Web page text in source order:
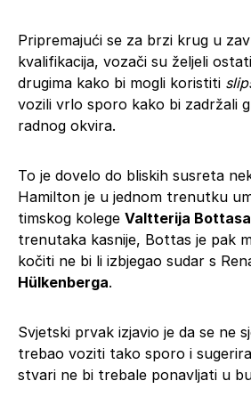
Pripremajući se za brzi krug u
kvalifikacija, vozači su željeli
drugima kako bi mogli koristiti
vozili vrlo sporo kako bi zadržali
radnog okvira.
To je dovelo do bliskih susreta
Hamilton je u jednom trenutku
timskog kolege Valtterija Bottasa
trenutaka kasnije, Bottas je pak
kočiti ne bi li izbjegao sudar s
Hülkenberga.
Svjetski prvak izjavio je da se ne
trebao voziti tako sporo i
stvari ne bi trebale ponavljati u